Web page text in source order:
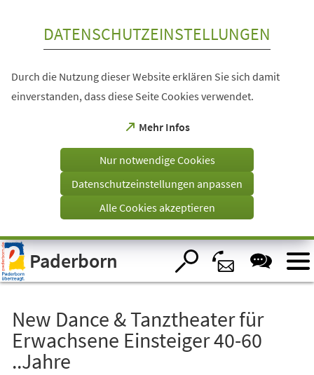
Visuelle
Assistenzsoftware
öffnen.
DATENSCHUTZEINSTELLUNGEN
Durch die Nutzung dieser Website erklären Sie sich damit
einverstanden, dass diese Seite Cookies verwendet.
Mehr Infos
(Öffnet
einem
Tab)
Nur notwendige Cookies
Datenschutzeinstellungen anpassen
Alle Cookies akzeptieren
Paderborn
New Dance & Tanztheater für
Erwachsene Einsteiger 40-60
..Jahre